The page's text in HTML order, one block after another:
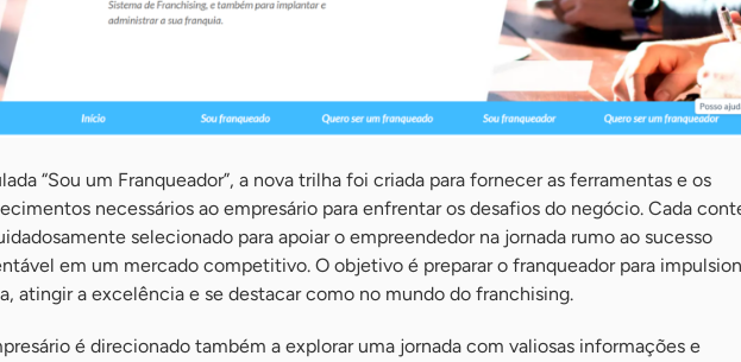
“Sou um Franqueador”, a nova trilha foi criada para fornecer as ferramentas e os
necessários ao empresário para enfrentar os desafios do negócio. Cada
selecionado para apoiar o empreendedor na jornada rumo ao sucesso
em um mercado competitivo. O objetivo é preparar o franqueador para
atingir a excelência e se destacar como no mundo do franchising.
é direcionado também a explorar uma jornada com valiosas informações e